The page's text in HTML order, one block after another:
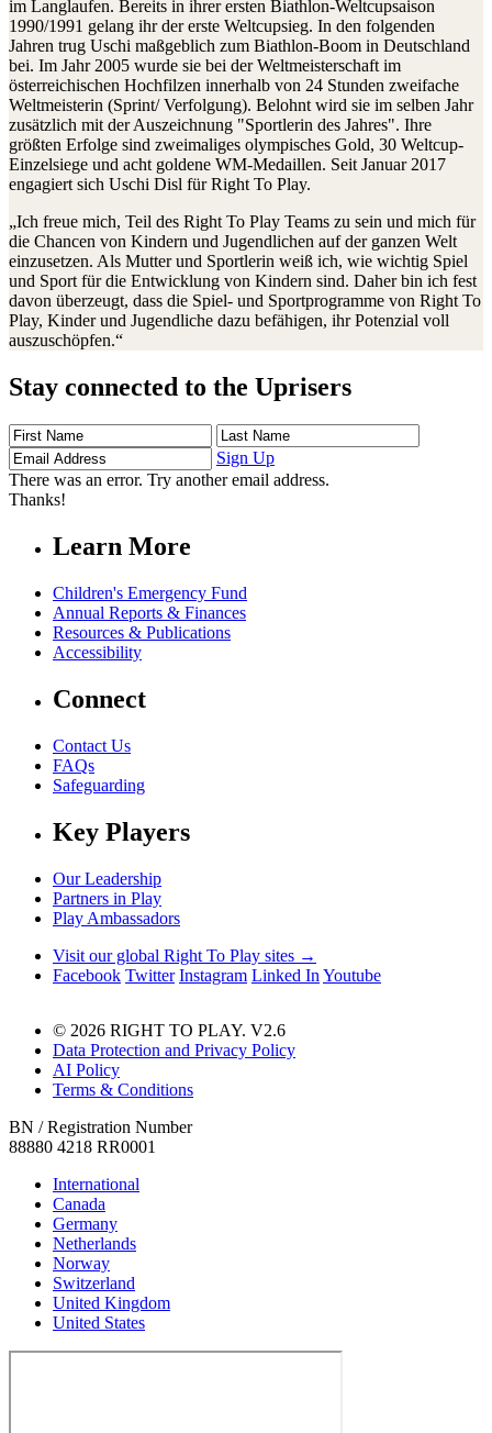
im Langlaufen. Bereits in ihrer ersten Biathlon-Weltcupsaison
1990/1991 gelang ihr der erste Weltcupsieg. In den folgenden
Jahren trug Uschi maßgeblich zum Biathlon-Boom in Deutschland
bei. Im Jahr 2005 wurde sie bei der Weltmeisterschaft im
österreichischen Hochfilzen innerhalb von 24 Stunden zweifache
Weltmeisterin (Sprint/ Verfolgung). Belohnt wird sie im selben Jahr
zusätzlich mit der Auszeichnung "Sportlerin des Jahres". Ihre
größten Erfolge sind zweimaliges olympisches Gold, 30 Weltcup-
Einzelsiege und acht goldene WM-Medaillen. Seit Januar 2017
engagiert sich Uschi Disl für Right To Play.
„Ich freue mich, Teil des Right To Play Teams zu sein und mich für
die Chancen von Kindern und Jugendlichen auf der ganzen Welt
einzusetzen. Als Mutter und Sportlerin weiß ich, wie wichtig Spiel
und Sport für die Entwicklung von Kindern sind. Daher bin ich fest
davon überzeugt, dass die Spiel- und Sportprogramme von Right To
Play, Kinder und Jugendliche dazu befähigen, ihr Potenzial voll
auszuschöpfen.“
Stay connected to the Uprisers
First
Name
Last
Name
Address
Sign Up
There was an error. Try another email address.
Thanks!
Learn More
Children's Emergency Fund
Annual Reports & Finances
Resources & Publications
Accessibility
Connect
Contact Us
FAQs
Safeguarding
Key Players
Our Leadership
Partners in Play
Play Ambassadors
Visit our global Right To Play sites →
Facebook Twitter Instagram Linked In Youtube
© 2026 RIGHT TO PLAY. V2.6
Data Protection and Privacy Policy
AI Policy
Terms & Conditions
BN / Registration Number
88880 4218 RR0001
International
Canada
Germany
Netherlands
Norway
Switzerland
United Kingdom
United States